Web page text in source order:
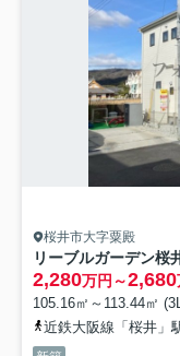
桜井市大字粟殿
リーブルガーデン桜
2,280万円～2,680
105.16㎡～113.44㎡
近鉄大阪線「桜井」